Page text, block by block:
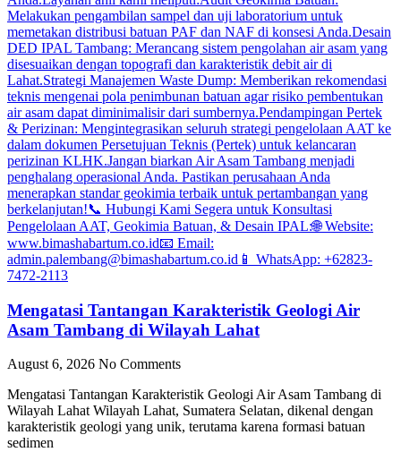
Mengatasi Tantangan Karakteristik Geologi Air
Asam Tambang di Wilayah Lahat
August 6, 2026 No Comments
Mengatasi Tantangan Karakteristik Geologi Air Asam Tambang di
Wilayah Lahat Wilayah Lahat, Sumatera Selatan, dikenal dengan
karakteristik geologi yang unik, terutama karena formasi batuan
sedimen